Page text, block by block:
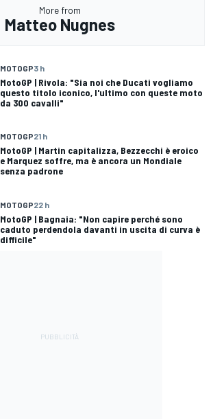
More from
Matteo Nugnes
MOTOGP3 h
MotoGP | Rivola: "Sia noi che Ducati vogliamo
questo titolo iconico, l'ultimo con queste moto
da 300 cavalli"
MOTOGP21 h
MotoGP | Martin capitalizza, Bezzecchi è eroico
e Marquez soffre, ma è ancora un Mondiale
senza padrone
MOTOGP22 h
MotoGP | Bagnaia: "Non capire perché sono
caduto perdendola davanti in uscita di curva è
difficile"